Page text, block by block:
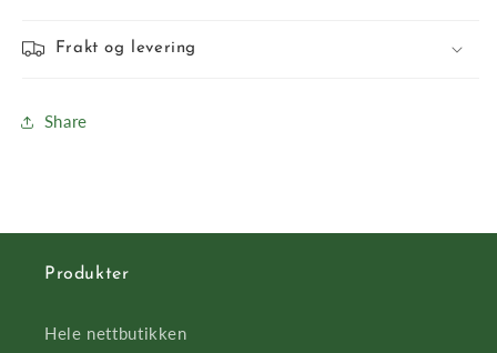
Frakt og levering
Share
Produkter
Hele nettbutikken